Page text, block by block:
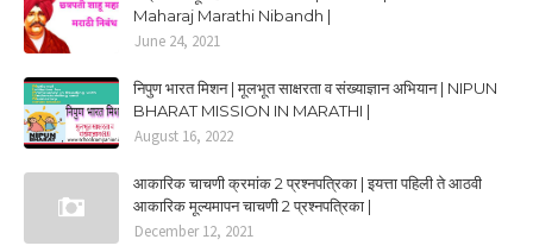
Maharaj Marathi Nibandh |
June 24, 2021
निपुण भारत मिशन | मूलभूत साक्षरता व संख्याज्ञान अभियान | NIPUN
BHARAT MISSION IN MARATHI |
August 16, 2022
आकारिक चाचणी क्रमांक 2 प्रश्नपत्रिका | इयत्ता पहिली ते आठवी
आकारिक मूल्यमापन चाचणी 2 प्रश्नपत्रिका |
December 12, 2021